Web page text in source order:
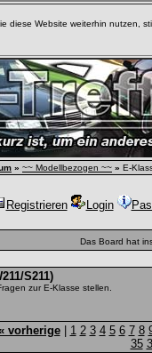
diese Website weiterhin nutzen,
» ~~ Modellbezogen ~~ » E-
Registrieren Login
Das Board hat
S211)
zur E-Klasse stellen.
vorherige 1 2 3 4 5 6 7 8
35